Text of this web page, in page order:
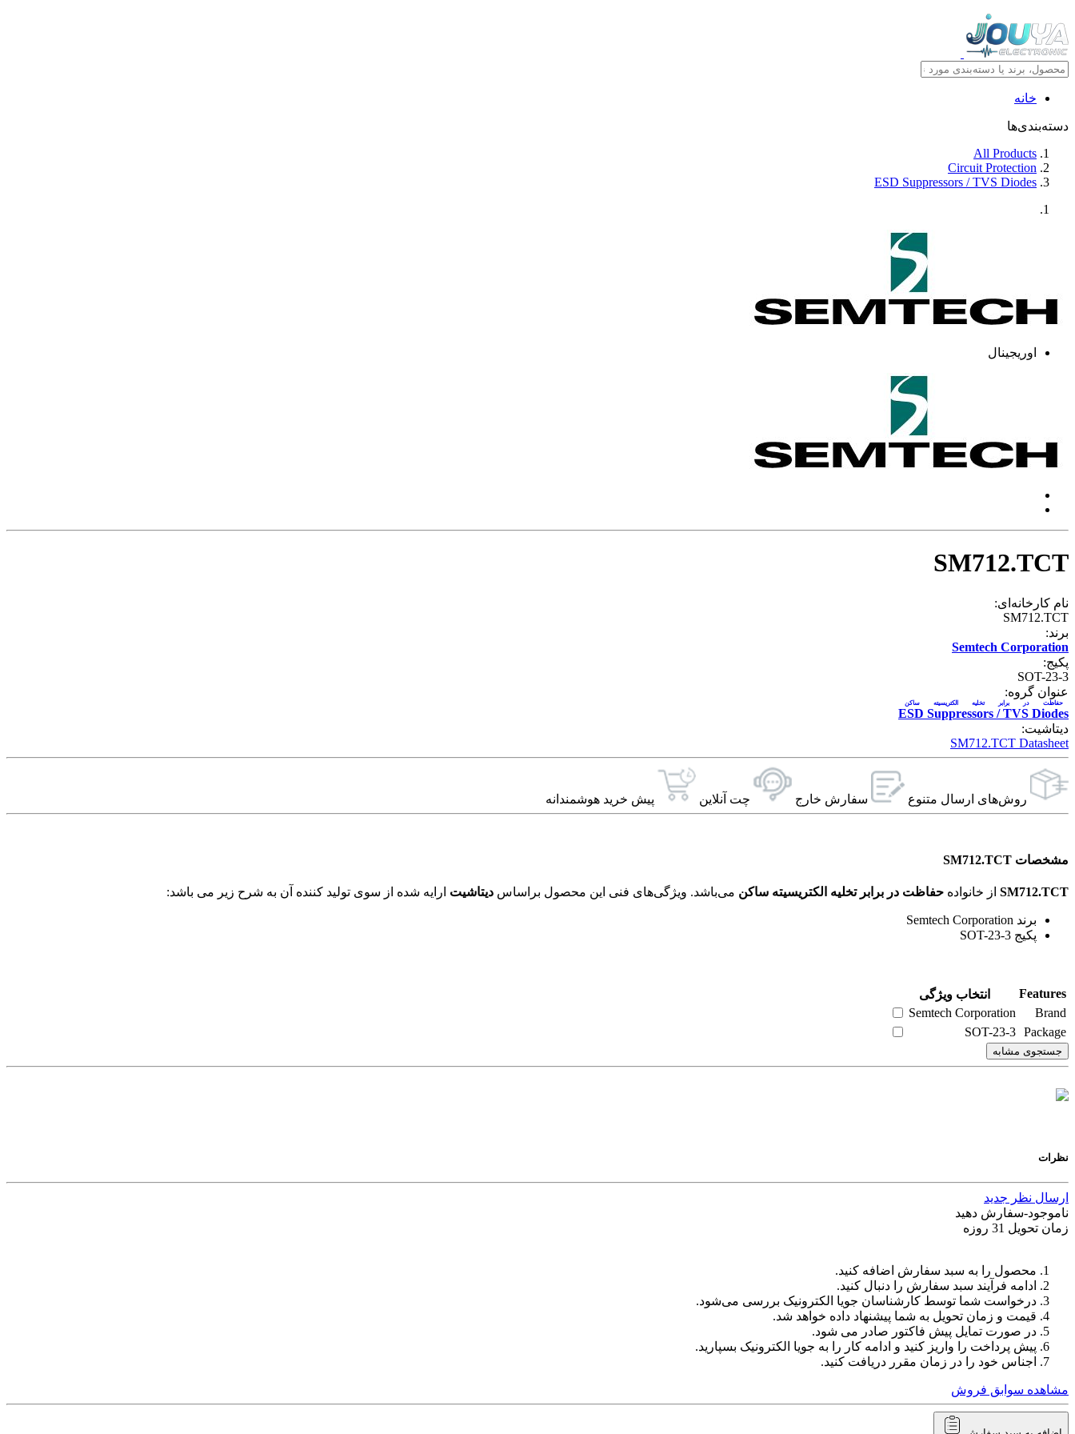
خانه
دسته‌بندی‌ها
All Products
Circuit Protection
ESD Suppressors / TVS Diodes
اوریجینال
SM712.TCT
نام کارخانه‌ای:
SM712.TCT
برند:
Semtech Corporation
پکیج:
SOT-23-3
عنوان گروه:
ESD Suppressors / TVS Diodes
حفاظت در برابر تخلیه الکتریسیته ساکن
دیتاشیت:
SM712.TCT Datasheet
روش‌های ارسال‌ متنوع سفارش خارج چت آنلاین پیش خرید هوشمندانه
مشخصات SM712.TCT
SM712.TCT از خانواده حفاظت در برابر تخلیه الکتریسیته ساکن دیتاشیت ارایه شده از سوی تولید کننده آن به شرح زیر می باشد:
برند Semtech Corporation
پکیج SOT-23-3
Features
انتخاب ویژگی
Brand
Semtech Corporation
Package
SOT-23-3
جستجوی مشابه
نظرات
ارسال نظر جدید
ناموجود-سفارش دهید
زمان تحویل 31 روزه
محصول را به سبد سفارش اضافه کنید.
ادامه فرآیند سبد سفارش را دنبال کنید.
درخواست شما توسط کارشناسان جویا الکترونیک بررسی می‌شود.
قیمت و زمان تحویل به شما پیشنهاد داده خواهد شد.
در صورت تمایل پیش فاکتور صادر می شود.
پیش پرداخت را واریز کنید و ادامه کار را به جویا الکترونیک بسپارید.
اجناس خود را در زمان مقرر دریافت کنید.
مشاهده سوابق فروش